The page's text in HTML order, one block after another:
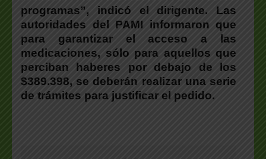
programas”, indicó el dirigente. Las
autoridades del PAMI informaron que
para garantizar el acceso a las
medicaciones, sólo para aquellos que
perciban haberes por debajo de los
$389.398, se deberán realizar una serie
de trámites para justificar el pedido.